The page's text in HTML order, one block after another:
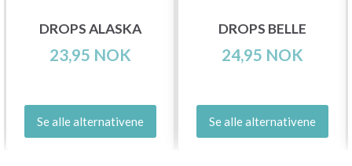
DROPS ALASKA
23,95 NOK
Se alle alternativene
DROPS BELLE
24,95 NOK
Se alle alternativene